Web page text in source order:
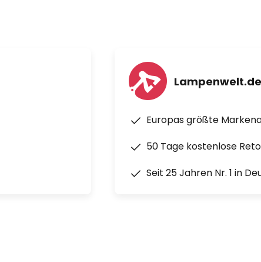
Lampenwelt.de
Europas größte
50 Tage kostenlose
Seit 25 Jahren Nr. 1 in